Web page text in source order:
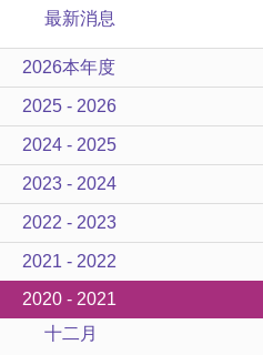
最新消息
2026本年度
2025 - 2026
2024 - 2025
2023 - 2024
2022 - 2023
2021 - 2022
2020 - 2021
十二月